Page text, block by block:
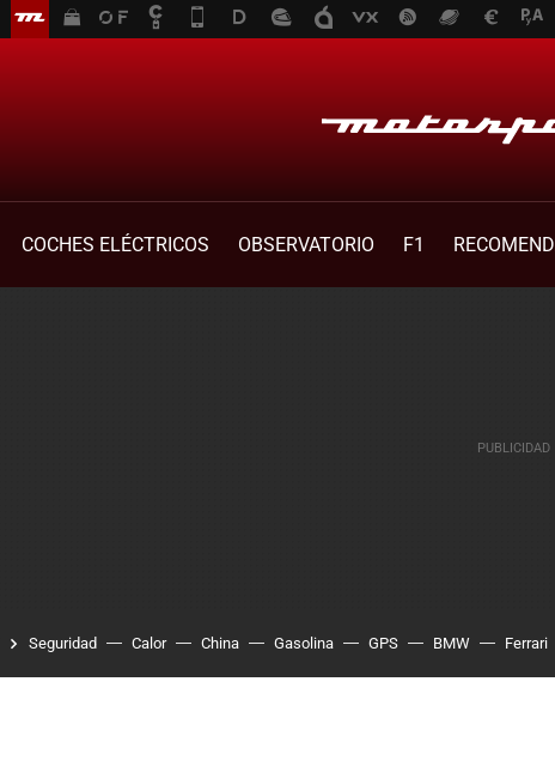
COCHES ELÉCTRICOS OBSERVATORIO F1
Seguridad Calor China Gasolina GPS BMW Ferrari